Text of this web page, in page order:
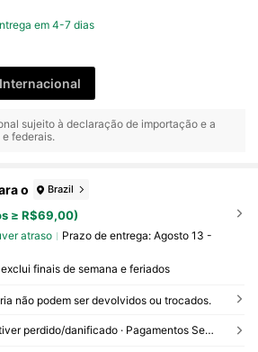
em 4-7 dias
Internacional
sujeito à declaração de importação e a
federais.
o Brazil
≥ R$69,00)
atraso Prazo de entrega: Agosto 13 -
finais de semana e feriados
não podem ser devolvidos ou trocados.
Reenviar se o item estiver perdido/danificado · Pagamentos Seguros · Proteção de privacidade